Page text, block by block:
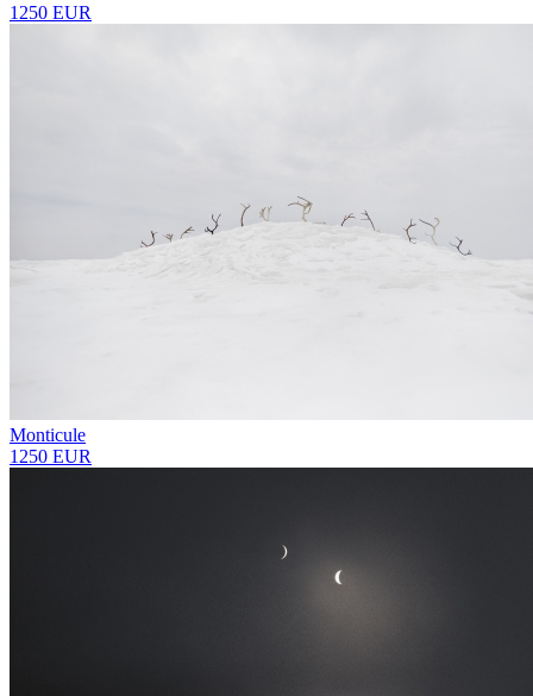
1250 EUR
Monticule
1250 EUR